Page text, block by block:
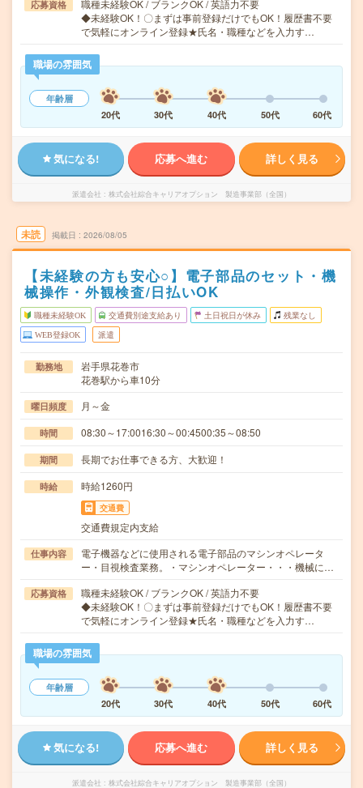
応募資格
職種未経験OK / ブランクOK / 英語力不要
◆未経験OK！〇まずは事前登録だけでもOK！履歴書不要
で気軽にオンライン登録★氏名・職種などを入力す…
職場の雰囲気
年齢層
20代
30代 40代 50代 60代
気になる! 応募へ進む 詳しく見る
派遣会社 株式会社綜合キャリアオプション 製造事業部（全国）
未読 掲載日 2026/08/05
【未経験の方も安心○】電子部品のセット・機
械操作・外観検査/日払いOK
職種未経験OK 交通費別途支給あり 土日祝日が休み 残業なし
WEB登録OK 派遣
勤務地
岩手県花巻市
花巻駅から車10分
曜日頻度 月～金
時間 08:30～17:0016:30～00:4500:35～08:50
期間 長期でお仕事できる方、大歓迎！
時給 時給1260円
交通費
交通費規定内支給
仕事内容
電子機器などに使用される電子部品のマシンオペレータ
ー・目視検査業務。・マシンオペレーター・・・機械に…
応募資格
職種未経験OK / ブランクOK / 英語力不要
◆未経験OK！〇まずは事前登録だけでもOK！履歴書不要
で気軽にオンライン登録★氏名・職種などを入力す…
職場の雰囲気
年齢層
20代
30代 40代 50代 60代
気になる! 応募へ進む 詳しく見る
派遣会社 株式会社綜合キャリアオプション 製造事業部（全国）